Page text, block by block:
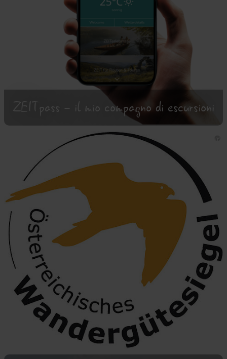
ZEITpass - il mio compagno di escursioni